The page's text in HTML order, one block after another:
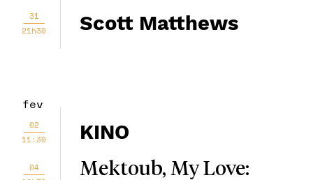
31
21h30
Scott Matthews
fev
02
11:30
KINO
04
Mektoub, My Love: